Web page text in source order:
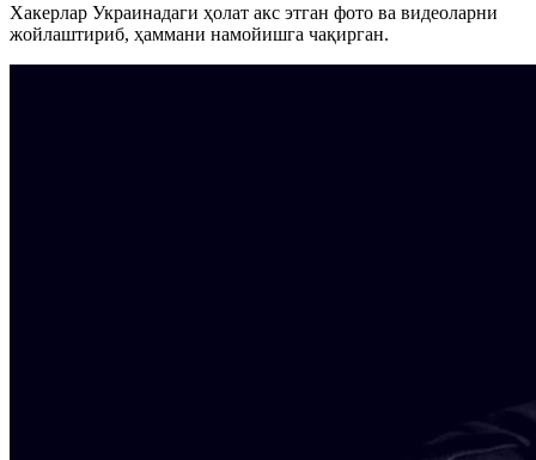
Хакерлар Украинадаги ҳолат акс этган фото ва видеоларни
жойлаштириб, ҳаммани намойишга чақирган.